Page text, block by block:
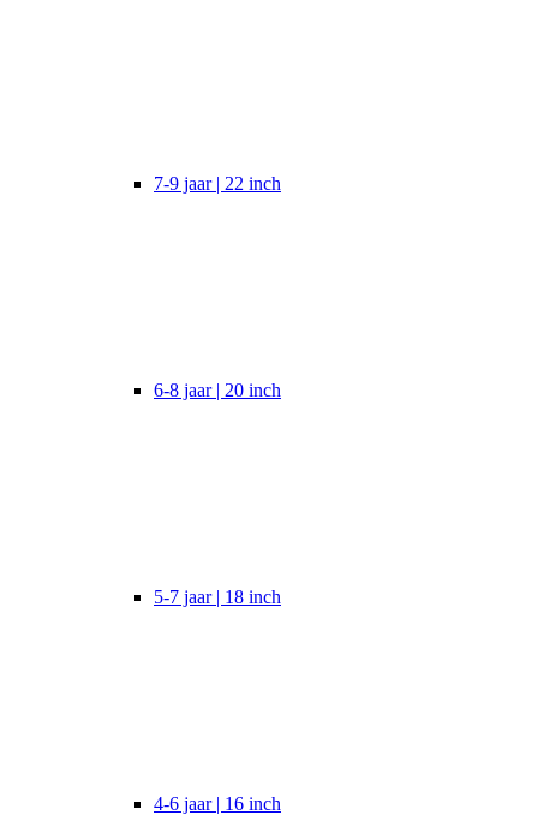
7-9 jaar | 22 inch
6-8 jaar | 20 inch
5-7 jaar | 18 inch
4-6 jaar | 16 inch